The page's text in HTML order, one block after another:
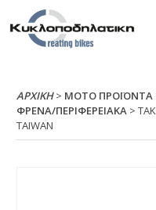
ΑΡΧΙΚΉ> ΜΟΤΟ ΠΡΟΪΟΝΤΑ
ΦΡΕΝΑ/ΠΕΡΙΦΕΡΕΙΑΚΑ >
ΤΑΙWΑΝ